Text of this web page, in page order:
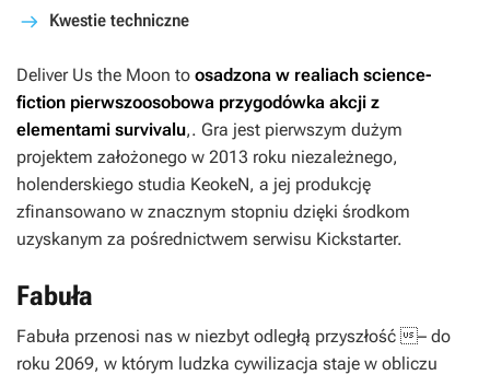
Kwestie techniczne
Deliver Us the Moon to osadzona w realiach science-
fiction pierwszoosobowa przygodówka akcji z
elementami survivalu,. Gra jest pierwszym dużym
projektem założonego w 2013 roku niezależnego,
holenderskiego studia KeokeN, a jej produkcję
zfinansowano w znacznym stopniu dzięki środkom
uzyskanym za pośrednictwem serwisu Kickstarter.
Fabuła
Fabuła przenosi nas w niezbyt odległą przyszłość – do
roku 2069, w którym ludzka cywilizacja staje w obliczu